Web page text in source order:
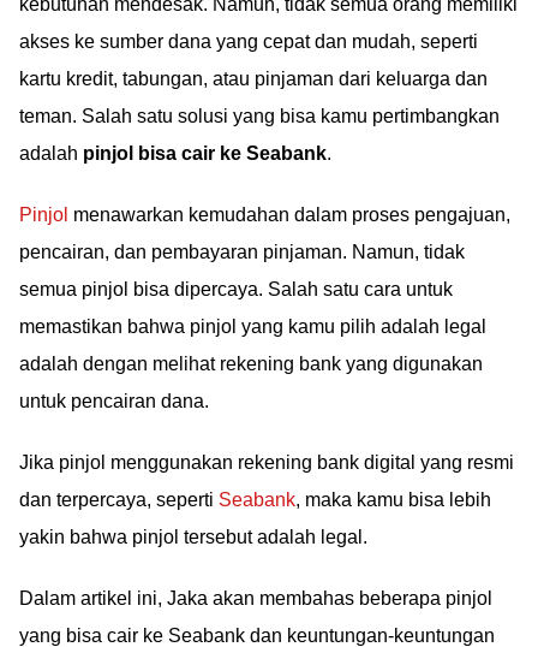
kebutuhan mendesak. Namun, tidak semua orang memiliki
akses ke sumber dana yang cepat dan mudah, seperti
kartu kredit, tabungan, atau pinjaman dari keluarga dan
teman. Salah satu solusi yang bisa kamu pertimbangkan
adalah pinjol bisa cair ke Seabank.
Pinjol menawarkan kemudahan dalam proses pengajuan,
pencairan, dan pembayaran pinjaman. Namun, tidak
semua pinjol bisa dipercaya. Salah satu cara untuk
memastikan bahwa pinjol yang kamu pilih adalah legal
adalah dengan melihat rekening bank yang digunakan
untuk pencairan dana.
Jika pinjol menggunakan rekening bank digital yang resmi
dan terpercaya, seperti Seabank, maka kamu bisa lebih
yakin bahwa pinjol tersebut adalah legal.
Dalam artikel ini, Jaka akan membahas beberapa pinjol
yang bisa cair ke Seabank dan keuntungan-keuntungan